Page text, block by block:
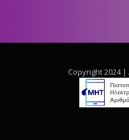
Copyright 2024 |